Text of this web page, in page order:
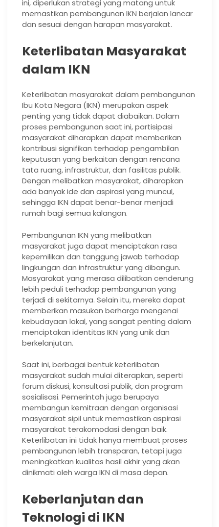
ini, diperlukan strategi yang matang untuk
memastikan pembangunan IKN berjalan lancar
dan sesuai dengan harapan masyarakat.
Keterlibatan Masyarakat
dalam IKN
Keterlibatan masyarakat dalam pembangunan
Ibu Kota Negara (IKN) merupakan aspek
penting yang tidak dapat diabaikan. Dalam
proses pembangunan saat ini, partisipasi
masyarakat diharapkan dapat memberikan
kontribusi signifikan terhadap pengambilan
keputusan yang berkaitan dengan rencana
tata ruang, infrastruktur, dan fasilitas publik.
Dengan melibatkan masyarakat, diharapkan
ada banyak ide dan aspirasi yang muncul,
sehingga IKN dapat benar-benar menjadi
rumah bagi semua kalangan.
Pembangunan IKN yang melibatkan
masyarakat juga dapat menciptakan rasa
kepemilikan dan tanggung jawab terhadap
lingkungan dan infrastruktur yang dibangun.
Masyarakat yang merasa dilibatkan cenderung
lebih peduli terhadap pembangunan yang
terjadi di sekitarnya. Selain itu, mereka dapat
memberikan masukan berharga mengenai
kebudayaan lokal, yang sangat penting dalam
menciptakan identitas IKN yang unik dan
berkelanjutan.
Saat ini, berbagai bentuk keterlibatan
masyarakat sudah mulai diterapkan, seperti
forum diskusi, konsultasi publik, dan program
sosialisasi. Pemerintah juga berupaya
membangun kemitraan dengan organisasi
masyarakat sipil untuk memastikan aspirasi
masyarakat terakomodasi dengan baik.
Keterlibatan ini tidak hanya membuat proses
pembangunan lebih transparan, tetapi juga
meningkatkan kualitas hasil akhir yang akan
dinikmati oleh warga IKN di masa depan.
Keberlanjutan dan
Teknologi di IKN